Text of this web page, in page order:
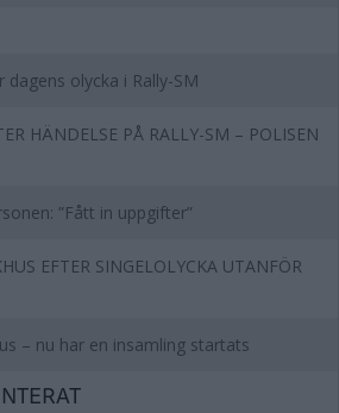
olycka i Rally-SM
HÄNDELSE PÅ RALLY-SM – POLISEN
”Fått in uppgifter”
EFTER SINGELOLYCKA UTANFÖR
– nu har en insamling startats